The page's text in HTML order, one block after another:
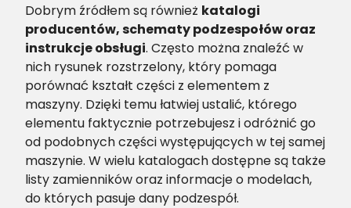
Dobrym źródłem są również katalogi
producentów, schematy podzespołów oraz
instrukcje obsługi. Często można znaleźć w
nich rysunek rozstrzelony, który pomaga
porównać kształt części z elementem z
maszyny. Dzięki temu łatwiej ustalić, którego
elementu faktycznie potrzebujesz i odróżnić go
od podobnych części występujących w tej samej
maszynie. W wielu katalogach dostępne są także
listy zamienników oraz informacje o modelach,
do których pasuje dany podzespół.